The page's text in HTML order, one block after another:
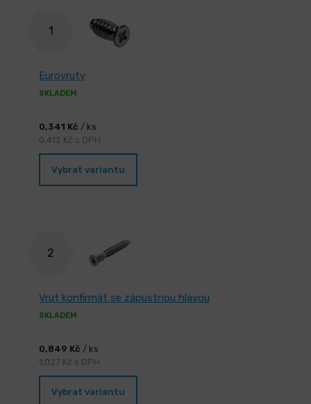
1
Eurovruty
SKLADEM
0,341 Kč / ks
0,412 Kč s DPH
Vybrat variantu
2
Vrut konfirmát se zápustnou hlavou
SKLADEM
0,849 Kč / ks
1,027 Kč s DPH
Vybrat variantu